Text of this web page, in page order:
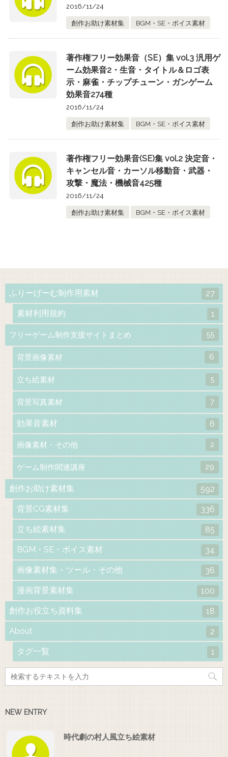
2016/11/24
創作お助け素材集 BGM・SE・ボイス素材
著作権フリー効果音（SE）集 vol.3 汎用ゲ
ーム効果音2・生音・タイトル＆ロゴ表
示・麻雀・チップチューン・ガンゲーム
効果音274種
2016/11/24
創作お助け素材集 BGM・SE・ボイス素材
著作権フリー効果音(SE)集 vol.2 決定音・
キャンセル音・カーソル移動音・武器・
攻撃・魔法・機械音425種
2016/11/24
創作お助け素材集 BGM・SE・ボイス素材
ふりーげーむ制作用素材 27
素材利用規約 1
フリーゲーム制作支援サイトまとめ 55
背景画像素材 6
立ち絵素材 5
背景写真素材 7
効果音素材 6
画像素材・その他 2
ゲーム制作関連講座 29
創作お助け素材集 592
背景CG素材集 336
立ち絵素材集 85
BGM・SE・ボイス素材 34
画像素材集・ツール・その他 36
漫画背景素材集 100
創作お役立ち資料集 18
About 2
タグ一覧 1
NEW ENTRY
時代劇の村人風立ち絵素材